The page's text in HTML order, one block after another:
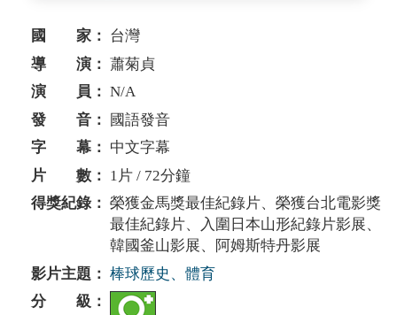
國 家： 台灣
導 演： 蕭菊貞
演 員： N/A
發 音：
國語發音
字 幕： 中文字幕
片 數： 1片 / 72分鐘
得獎紀錄： 榮獲金馬獎最佳紀錄片、榮獲台北電影獎
最佳紀錄片、入圍日本山形紀錄片影展、
韓國釜山影展、阿姆斯特丹影展
影片主題： 棒球歷史、體育
分 級：